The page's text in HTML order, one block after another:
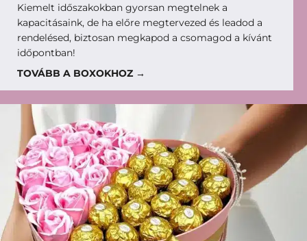
Kiemelt időszakokban gyorsan megtelnek a
kapacitásaink, de ha előre megtervezed és leadod a
rendelésed, biztosan megkapod a csomagod a kívánt
időpontban!
TOVÁBB A BOXOKHOZ →